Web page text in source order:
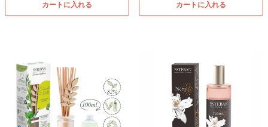
カートに入れる カートに入れる